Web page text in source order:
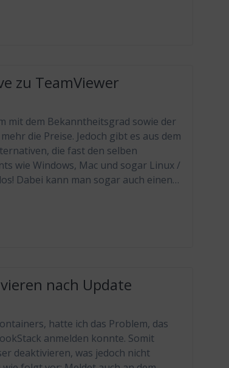
zu TeamViewer
mit dem Bekanntheitsgrad sowie der
die Preise. Jedoch gibt es aus dem
die fast den selben
wie Windows, Mac und sogar Linux /
Dabei kann man sogar auch einen…
nach Update
hatte ich das Problem, das
anmelden konnte. Somit
deaktivieren, was jedoch nicht